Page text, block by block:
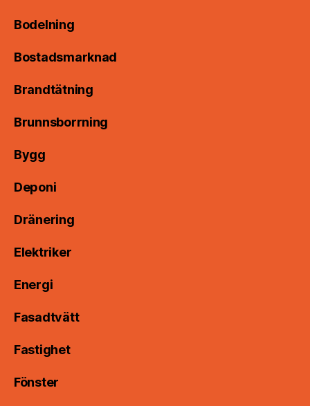
Bodelning
Bostadsmarknad
Brandtätning
Brunnsborrning
Bygg
Deponi
Dränering
Elektriker
Energi
Fasadtvätt
Fastighet
Fönster